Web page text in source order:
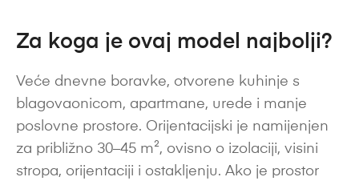
Za koga je ovaj model najbolji?
Veće dnevne boravke, otvorene kuhinje s
blagovaonicom, apartmane, urede i manje
poslovne prostore. Orijentacijski je namijenjen
za približno 30–45 m², ovisno o izolaciji, visini
stropa, orijentaciji i ostakljenju. Ako je prostor